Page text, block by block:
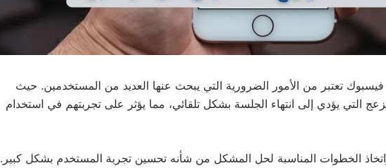
تعتبر من الأمور الضرورية التي يبحث عنها العديد من المستخدمين. حيث
التي يؤدي إلى انتهاء الجلسة بشكل تلقائي، مما يؤثر على تجربتهم في استخدام
الخطوات المناسبة لحل المشكل من شأنه تحسين تجربة المستخدم بشكل كبير.